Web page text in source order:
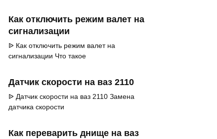
Как отключить режим валет на
сигнализации
ᐉ Как отключить режим валет на
сигнализации Что такое
Датчик скорости на ваз 2110
ᐉ Датчик скорости на ваз 2110 Замена
датчика скорости
Как переварить днище на ваз